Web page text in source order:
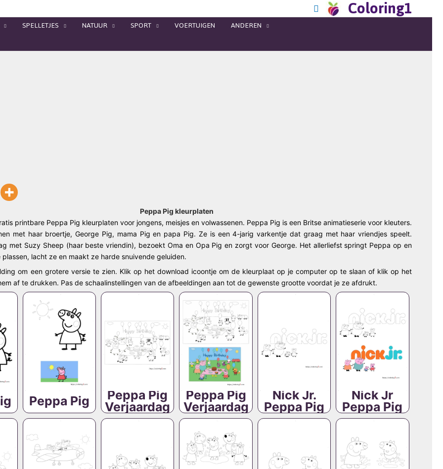
Coloring1
SPELLETJES NATUUR SPORT VOERTUIGEN ANDEREN
Peppa Pig kleurplaten
printbare Peppa Pig kleurplaten voor jongens, meisjes en volwassenen. Peppa Pig is een Britse animatieserie voor kleuters.
met haar broertje, George Pig, mama Pig en papa Pig. Ze is een 4-jarig varkentje dat graag met haar vriendjes speelt.
met Suzy Sheep (haar beste vriendin), bezoekt Oma en Opa Pig en zorgt voor George. Het allerliefst springt Peppa op en
plassen, lacht ze en maakt ze harde snuivende geluiden.
om een grotere versie te zien. Klik op het download icoontje om de kleurplaat op je computer op te slaan of klik op het
af te drukken. Pas de schaalinstellingen van de afbeeldingen aan tot de gewenste grootte voordat je ze afdrukt.
Peppa Pig
Peppa Pig
Verjaardag
Peppa Pig
Verjaardag
Nick Jr.
Peppa Pig
Nick Jr
Peppa Pig